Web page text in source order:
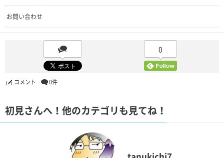
お問い合わせ
0
コメント 0件
初見さんへ！他のカテゴリも見てね！